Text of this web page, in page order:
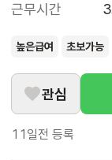
근무시간
높은급여 초보가능
관심
11일전 등록